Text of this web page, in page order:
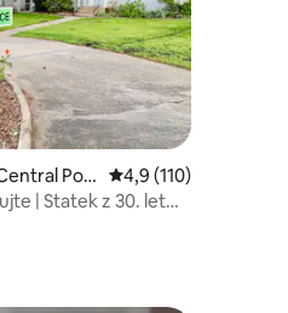
8 hodnocení
Poin Průměrné hodnocení
4,9 (110)
| Statek z 30. let